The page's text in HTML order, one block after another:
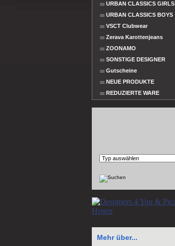
URBAN CLASSICS GIRLS
URBAN CLASSICS BOYS
VSCT Clubwear
Zerava Karottenjeans
ZOONAMO
SONSTIGE DESIGNER
Gutscheine
NEUE PRODUKTE
REDUZIERTE WARE
Mehr über...